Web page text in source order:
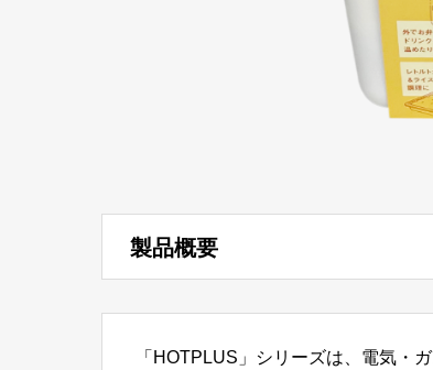
製品概要
「HOTPLUS」シリーズは、電気・